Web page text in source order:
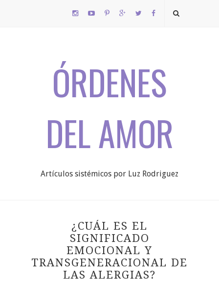
ÓRDENES
DEL AMOR
Artículos sistémicos por Luz Rodriguez
¿CUÁL ES EL
SIGNIFICADO
EMOCIONAL Y
TRANSGENERACIONAL DE
LAS ALERGIAS?